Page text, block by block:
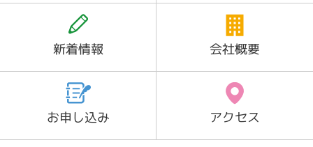
新着情報 会社概要
お申し込み アクセス